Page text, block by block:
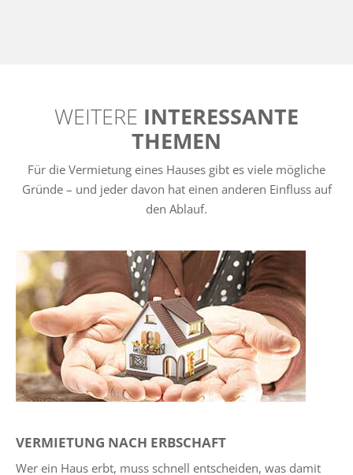
WEITERE INTERESSANTE
THEMEN
Für die Vermietung eines Hauses gibt es viele mögliche
Gründe – und jeder davon hat einen anderen Einfluss auf
den Ablauf.
VERMIETUNG NACH ERBSCHAFT
Wer ein Haus erbt, muss schnell entscheiden, was damit